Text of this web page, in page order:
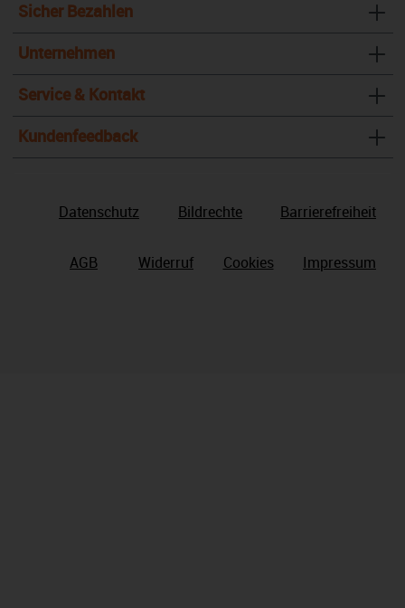
Sicher Bezahlen
Unternehmen
Service & Kontakt
Kundenfeedback
Datenschutz Bildrechte Barrierefreiheit
AGB Widerruf Cookies Impressum